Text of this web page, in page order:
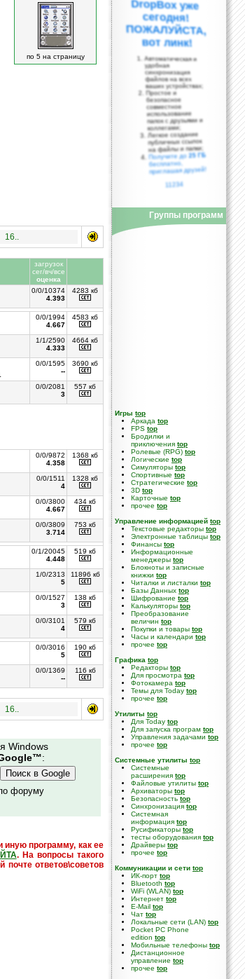
по 5 на страницу
16..
загрузок
сег/вч/все
оценка
0/0/10374
4.393
4283 кб
0/0/1994
4.667
4583 кб
1/1/2590
4.333
4664 кб
0/0/1595
--
3690 кб
0/0/2081
3
557 кб
0/0/9872
4.358
1368 кб
0/0/1511
4
1328 кб
0/0/3800
4.667
434 кб
0/0/3809
3.714
753 кб
0/1/20045
4.448
519 кб
1/0/2313
5
11896 кб
0/0/1527
3
138 кб
0/0/3101
4
579 кб
0/0/3016
5
190 кб
0/0/1369
--
116 кб
16..
Windows
:
форуму
иную программу, как ее
. На вопросы такого
почте ответов\советов
вот линк!
Автоматическая и
удобная
синхронизация
файлов на всех
ваших устройствах;
Простое и
безопасное
совместное
использование
папок с друзьями и
коллегами;
Легкое создание
публичных ссылок
на файлы и папки;
Получите до25 ГБ
бесплатно,
приглашая друзей!
11234
Группы программ
Игры top
Аркада top
FPS top
Бродилки и
приключения top
Ролевые (RPG) top
Логические top
Симуляторы top
Спортивные top
Стратегические top
3D top
Карточные top
прочее top
Управление информацией top
Текстовые редакторы top
Электронные таблицы top
Финансы top
Информационные
менеджеры top
Блокноты и записные
книжки top
Читалки и листалки top
Базы Данных top
Шифрование top
Калькуляторы top
Преобразование
величин top
Покупки и товары top
Часы и календари top
прочее top
Графика top
Редакторы top
Для просмотра top
Фотокамера top
Темы для Today top
прочее top
Утилиты top
Для Today top
Для запуска програм top
Управления задачами top
прочее top
Системные утилиты top
Cистемные
расширения top
Файловые утилиты top
Архиваторы top
Безопасность top
Синхронизация top
Системная
информация top
Русификаторы top
тесты оборудования top
Драйверы top
прочее top
Коммуникации и сети top
ИК-порт top
Bluetooth top
WiFi (WLAN) top
Интернет top
E-Mail top
Чат top
Локальные сети (LAN) top
Pocket PC Phone
edition top
Мобильные телефоны top
Дистанционное
управление top
прочее top